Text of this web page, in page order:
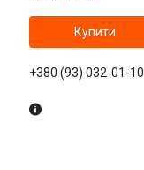
Купити
+380 (93) 032-01-10